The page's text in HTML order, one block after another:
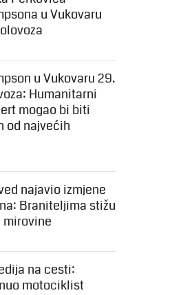
u Vukovaru
u Vukovaru 29.
Humanitarni
mogao bi biti
od najvećih
najavio izmjene
Braniteljima stižu
mirovine
na cesti:
motociklist